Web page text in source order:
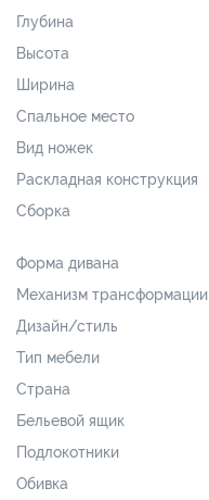
Глубина
Высота
Ширина
Спальное место
Вид ножек
Раскладная конструкция
Сборка
Форма дивана
Механизм трансформации
Дизайн/стиль
Тип мебели
Страна
Бельевой ящик
Подлокотники
Обивка